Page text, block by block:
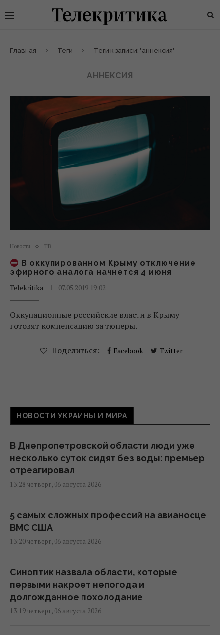
Главная Теги Теги к записи: "аннексия"
АННЕКСИЯ
Новости ТВ
В оккупированном Крыму отключение
эфирного аналога начнется 4 июня
Telekritika
07.05.2019 19:02
Оккупационные российские власти в Крыму
готовят компенсацию за тюнеры.
Поделиться: Facebook Twitter
НОВОСТИ УКРАИНЫ И МИРА
В Днепропетровской области люди уже
несколько суток сидят без воды: премьер
отреагировал
13:28 четверг, 06 августа 2026
5 самых сложных профессий на авианосце
ВМС США
13:20 четверг, 06 августа 2026
Синоптик назвала области, которые
первыми накроет непогода и
долгожданное похолодание
13:19 четверг, 06 августа 2026